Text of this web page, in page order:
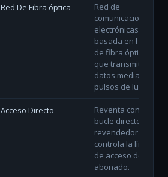
Red De Fibra óptica
Red de
comunicaciones
electrónicas
basada en hilos
de fibra óptica
que transmiten
datos mediante
pulsos de luz.
Acceso Directo
Reventa con
bucle directo: el
revendedor
controla la línea
de acceso del
abonado.